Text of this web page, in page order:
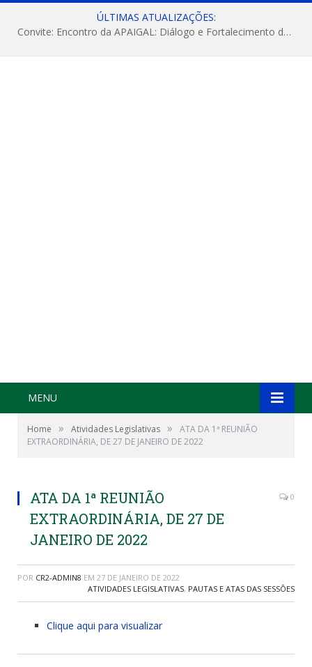
ÚLTIMAS ATUALIZAÇÕES:
Convite: Encontro da APAIGAL: Diálogo e Fortalecimento da Agricultura Familiar
MENU
Home » Atividades Legislativas »
ATA DA 1ª REUNIÃO
EXTRAORDINÁRIA, DE 27 DE JANEIRO DE 2022
ATA DA 1ª REUNIÃO
EXTRAORDINÁRIA, DE 27 DE
JANEIRO DE 2022
0
POR CR2-ADMIN8 EM 27 DE JANEIRO DE 2022
ATIVIDADES LEGISLATIVAS, PAUTAS E ATAS DAS SESSÕES
Clique aqui para visualizar